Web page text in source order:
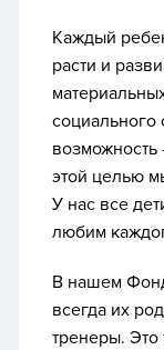
Каждый
расти и
социального
этой целью
У нас все
любим
В нашем
всегда их
тренеры. Это